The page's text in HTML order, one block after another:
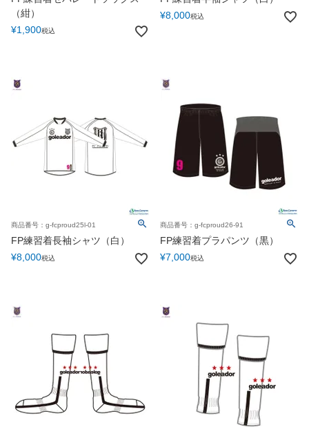
（紺）
¥1,900税込
¥8,000税込
商品番号：g-fcproud25l-01
FP練習着長袖シャツ（白）
¥8,000税込
商品番号：g-fcproud26-91
FP練習着プラパンツ（黒）
¥7,000税込